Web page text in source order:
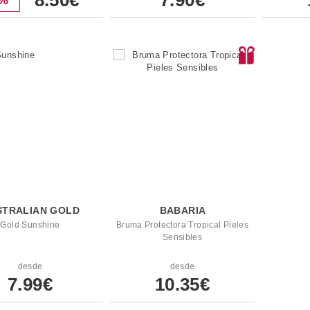
GOLD
Gold Sunshine
desde
7.99€
BABARIA
Bruma Protectora Tropical Pieles
Sensibles
desde
10.35€